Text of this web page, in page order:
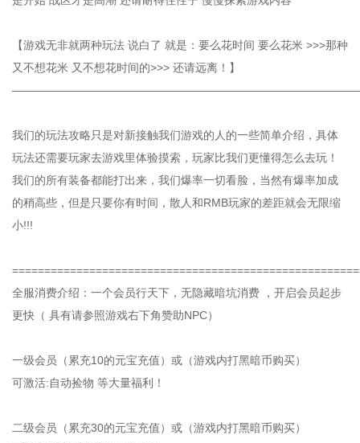
【游戏无非就两种玩法 说白了 就是：要么花时间 要么花米 >>>那种
又不想花米 又不想花时间的>>> 还请远离！】
我们的玩法攻略只是对新接触我们游戏的人的一些简单介绍，具体
玩法还需要玩家去游戏里体验摸索，玩家比我们更懂得怎么去玩！
我们的所有装备都能打出来，我们爆率一切看脸，当然有爆率加成
的稍高些，但是只要你有时间，散人和RMB玩家的差距就会无限缩
小!!!
全服消费介绍：一个会员行天下，无隐藏暗坑消费 ，开启会员起步
更快（ 具有请参照游戏右下角赞助NPC）
一级会员（累充10的元宝充值）或（游戏内打黑暗币购买）
可激活:自动捡物 等大量福利！
二级会员（累充30的元宝充值）或（游戏内打黑暗币购买）